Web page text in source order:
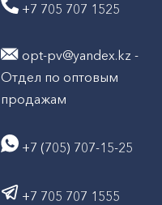
+7 705 707 1525
opt-pv@yandex.kz -
Отдел по оптовым
продажам
+7 (705) 707-15-25
+7 705 707 1555